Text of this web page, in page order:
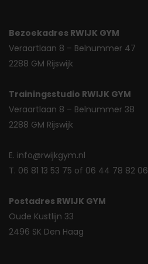
Bezoekadres RWIJK GYM
Veraartlaan 8 – Belnummer 47
2288 GM Rijswijk
Trainingsstudio RWIJK GYM
Veraartlaan 8 – Belnummer 38
2288 GM Rijswijk
E. info@rwijkgym.nl
T. 06 81 13 53 75 of 06 44 78 82 06
Postadres RWIJK GYM
Oude Kustlijn 33
2496 SK Den Haag